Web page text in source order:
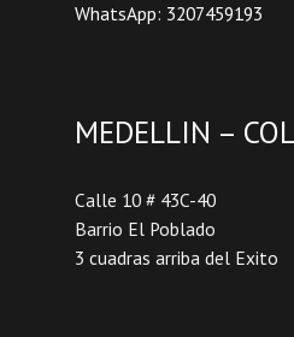
WhatsApp: 3207459193
MEDELLIN –
Calle 10 # 43C-40
Barrio El Poblado
3 cuadras arriba del Exito